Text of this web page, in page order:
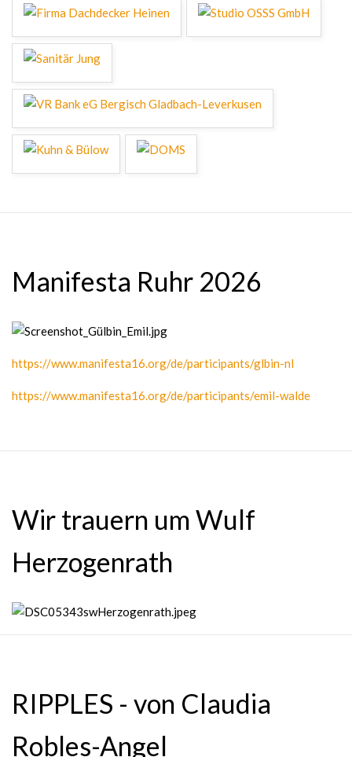
Manifesta Ruhr 2026
https://www.manifesta16.org/de/participants/glbin-nl
https://www.manifesta16.org/de/participants/emil-walde
Wir trauern um Wulf
Herzogenrath
RIPPLES - von Claudia
Robles-Angel